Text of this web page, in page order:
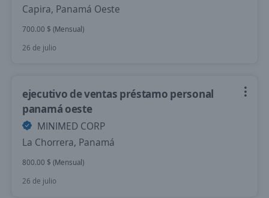
Capira, Panamá Oeste
700.00 $ (Mensual)
26 de julio
ejecutivo de ventas préstamo personal
panamá oeste
MINIMED CORP
La Chorrera, Panamá
800.00 $ (Mensual)
26 de julio